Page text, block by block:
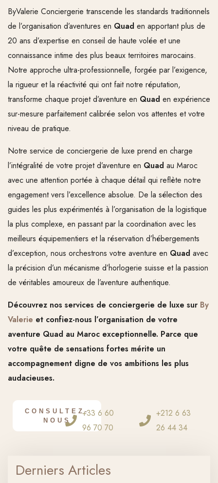
Derniers Articles
ByValerie Conciergerie transcende les standards traditionnels
de l’organisation d’aventures en Quad en apportant plus de
20 ans d’expertise en conseil de haute volée et une
connaissance intime des plus beaux territoires marocains.
Notre approche ultra-professionnelle, forgée par l’exigence,
la rigueur et la réactivité qui ont fait notre réputation,
transforme chaque projet d’aventure en Quad en expérience
sur-mesure parfaitement calibrée selon vos attentes et votre
niveau de pratique.
Notre service de conciergerie de luxe prend en charge
l’intégralité de votre projet d’aventure en Quad au Maroc
avec une attention portée à chaque détail qui reflète notre
engagement vers l’excellence absolue. De la sélection des
guides les plus expérimentés à l’organisation de la logistique
la plus complexe, en passant par la coordination avec les
meilleurs équipementiers et la réservation d’hébergements
d’exception, nous orchestrons votre aventure en Quad avec
la précision d’un mécanisme d’horlogerie suisse et la passion
de véritables amoureux de l’aventure authentique.
Découvrez nos services de conciergerie de luxe sur By
Valerie et confiez-nous l’organisation de votre
aventure Quad au Maroc exceptionnelle. Parce que
votre quête de sensations fortes mérite un
accompagnement digne de vos ambitions les plus
audacieuses.
CONSULTEZ-
NOUS
+33 6 60
96 70 70
+212 6 63
26 44 34